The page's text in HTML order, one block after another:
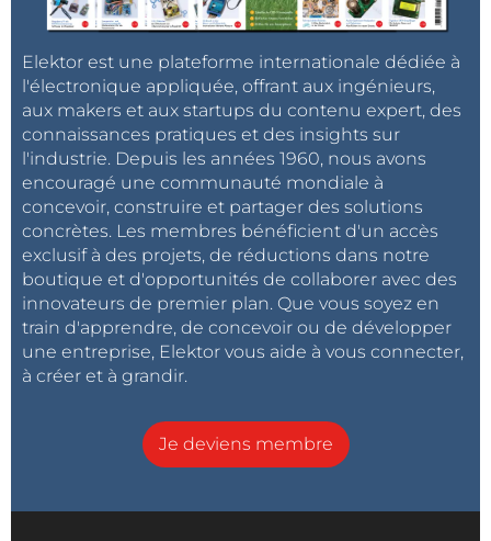
Elektor est une plateforme internationale dédiée à
l'électronique appliquée, offrant aux ingénieurs,
aux makers et aux startups du contenu expert, des
connaissances pratiques et des insights sur
l'industrie. Depuis les années 1960, nous avons
encouragé une communauté mondiale à
concevoir, construire et partager des solutions
concrètes. Les membres bénéficient d'un accès
exclusif à des projets, de réductions dans notre
boutique et d'opportunités de collaborer avec des
innovateurs de premier plan. Que vous soyez en
train d'apprendre, de concevoir ou de développer
une entreprise, Elektor vous aide à vous connecter,
à créer et à grandir.
Je deviens membre